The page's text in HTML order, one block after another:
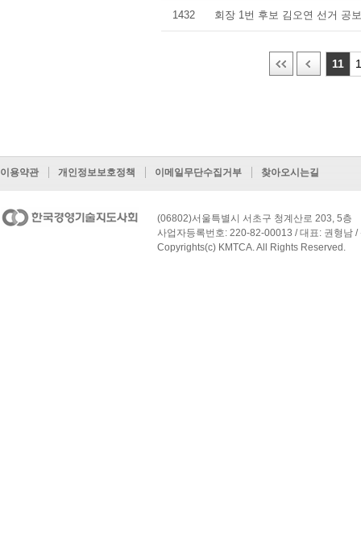
1432 회장 1번 후보 김오연 선거 공
11
이용약관 개인정보보호정책 이메일무단수집거부 찾아오시는길
(06802)서울특별시 서초구 청계산로 203, 5층
사업자등록번호: 220-82-00013 / 대표: 권형남
Copyrights(c) KMTCA. All Rights Reserved.